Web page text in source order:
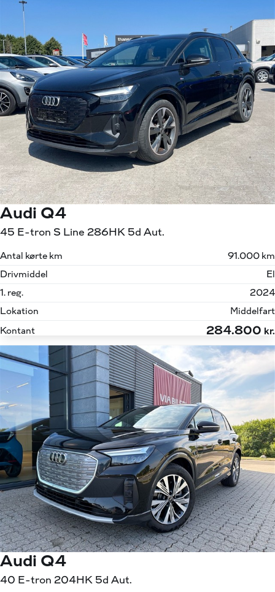
Audi Q4
45 E-tron S Line 286HK 5d Aut.
Antal kørte km
91.000 km
Drivmiddel
El
1. reg.
2024
Lokation
Middelfart
Kontant
284.800 kr.
Audi Q4
40 E-tron 204HK 5d Aut.